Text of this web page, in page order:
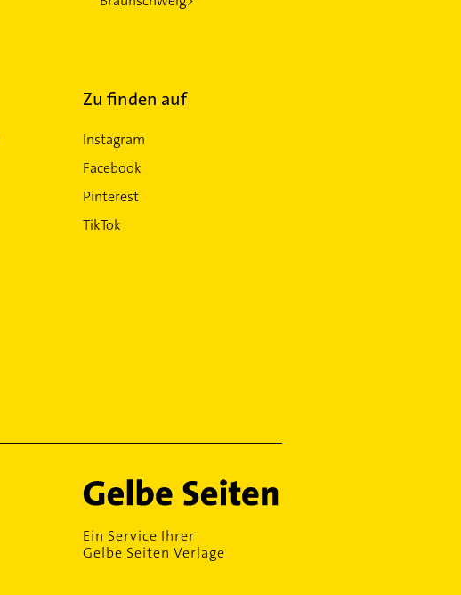
Zu finden auf
Instagram
Facebook
Pinterest
TikTok
Ein Service Ihrer
Gelbe Seiten Verlage